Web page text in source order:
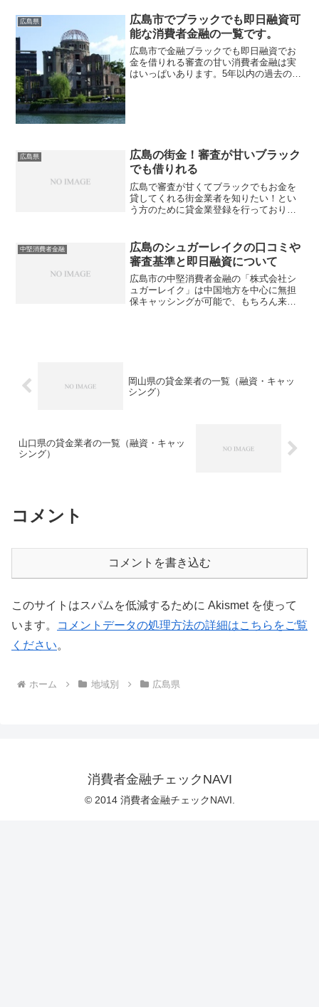
広島県
広島市でブラックでも即日融資可
能な消費者金融の一覧です。
広島市で金融ブラックでも即日融資でお
金を借りれる審査の甘い消費者金融は実
はいっぱいあります。5年以内の過去の金
績や金融事故歴より今安定した収入があ
るかどうかでキャッシング審査結果が大
きく変わります。自己破産などの債務整
理歴があっても借りやすくなっていま
す。
広島県
広島の街金！審査が甘いブラック
でも借りれる
広島で審査が甘くてブラックでもお金を
貸してくれる街金業者を知りたい！とい
う方のために貸金業登録を行っており安
徳闇金ではないのか」と心配する方がお
られるかもしれませんが、ここでは金融
庁と都道府県知事に認められた優良な街
金を厳選しております。大手消費者金融
とは違い地元の街金は審査基準も独自で
すし、過去の金融事故履歴よりも現在の
てください。
中堅消費者金融
広島のシュガーレイクの口コミや
審査基準と即日融資について
広島市の中堅消費者金融の「株式会社シ
ュガーレイク」は中国地方を中心に無担
保キャッシングが可能で、もちろん来店
岡山県の貸金業者の一覧（融資・キャッ
シング）
山口県の貸金業者の一覧（融資・キャッ
シング）
コメント
コメントを書き込む
このサイトはスパムを低減するために Akismet を使って
います。
コメントデータの処理方法の詳細はこちらをご覧
ください。
ホーム 地域別 広島県
消費者金融チェックNAVI
© 2014 消費者金融チェックNAVI.